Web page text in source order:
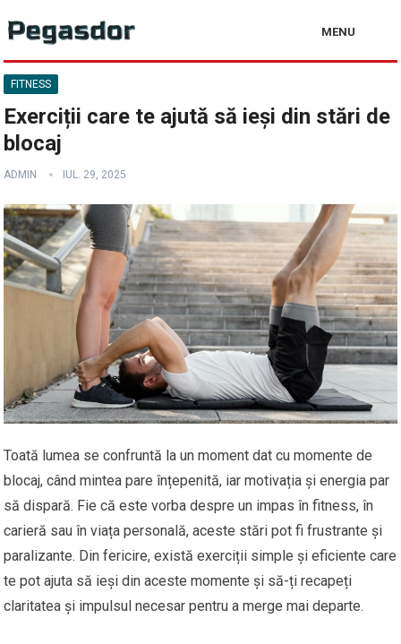
MENU
FITNESS
Exerciții care te ajută să ieși din stări de
blocaj
ADMIN IUL. 29, 2025
Toată lumea se confruntă la un moment dat cu momente de
blocaj, când mintea pare înțepenită, iar motivația și energia par
să dispară. Fie că este vorba despre un impas în fitness, în
carieră sau în viața personală, aceste stări pot fi frustrante și
paralizante. Din fericire, există exerciții simple și eficiente care
te pot ajuta să ieși din aceste momente și să-ți recapeți
claritatea și impulsul necesar pentru a merge mai departe.